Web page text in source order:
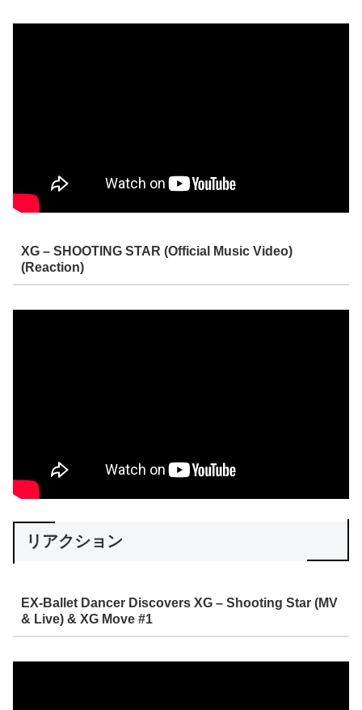
XG – SHOOTING STAR (Official Music Video)
(Reaction)
リアクション
EX-Ballet Dancer Discovers XG – Shooting Star (MV
& Live) & XG Move #1